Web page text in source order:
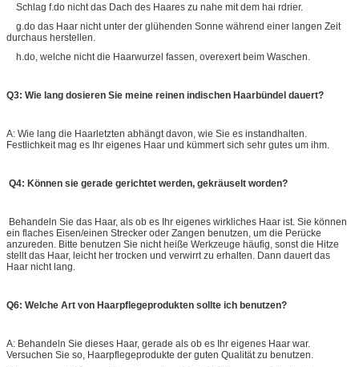
Schlag f.do nicht das Dach des Haares zu nahe mit dem hai rdrier.
g.do das Haar nicht unter der glühenden Sonne während einer langen Zeit
durchaus herstellen.
h.do, welche nicht die Haarwurzel fassen, overexert beim Waschen.
Q3: Wie lang dosieren Sie meine reinen indischen Haarbündel dauert?
A: Wie lang die Haarletzten abhängt davon, wie Sie es instandhalten.
Festlichkeit mag es Ihr eigenes Haar und kümmert sich sehr gutes um ihm.
Q4: Können sie gerade gerichtet werden, gekräuselt worden?
Behandeln Sie das Haar, als ob es Ihr eigenes wirkliches Haar ist. Sie können
ein flaches Eisen/einen Strecker oder Zangen benutzen, um die Perücke
anzureden. Bitte benutzen Sie nicht heiße Werkzeuge häufig, sonst die Hitze
stellt das Haar, leicht her trocken und verwirrt zu erhalten. Dann dauert das
Haar nicht lang.
Q6: Welche Art von Haarpflegeprodukten sollte ich benutzen?
A: Behandeln Sie dieses Haar, gerade als ob es Ihr eigenes Haar war.
Versuchen Sie so, Haarpflegeprodukte der guten Qualität zu benutzen.